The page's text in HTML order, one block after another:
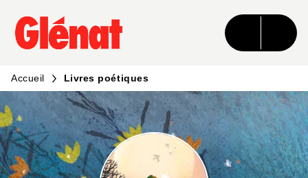
MENU RECHERCHE CONTENU
PIED DE PAGE
Accueil Livres poétiques